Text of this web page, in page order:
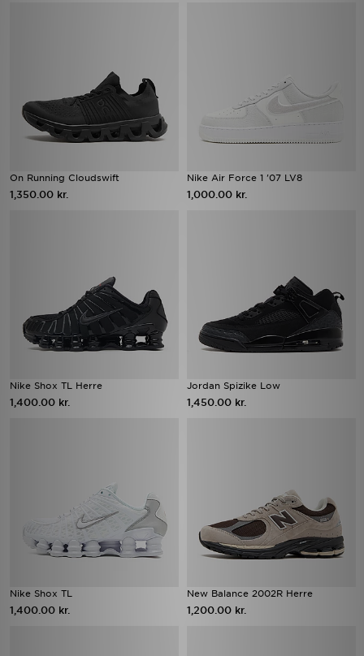
On Running Cloudswift
1,350.00 kr.
Nike Air Force 1 '07 LV8
1,000.00 kr.
Nike Shox TL Herre
1,400.00 kr.
Jordan Spizike Low
1,450.00 kr.
Nike Shox TL
1,400.00 kr.
New Balance 2002R Herre
1,200.00 kr.